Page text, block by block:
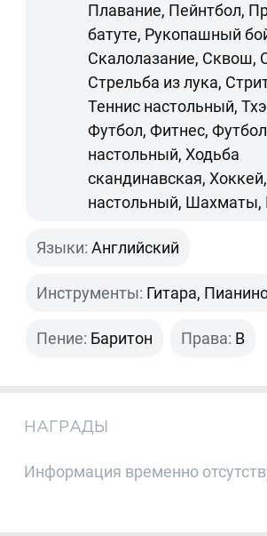
Плавание, Пейнтбол,
батуте, Рукопашный
Скалолазание, Сквош,
Стрельба из лука,
Теннис настольный,
Футбол, Фитнес, Футбол
настольный, Ходьба
скандинавская,
настольный,
Языки: Английский
Инструменты: Гитара,
Пение: Баритон Права: B
НАГРАДЫ
Информация временно